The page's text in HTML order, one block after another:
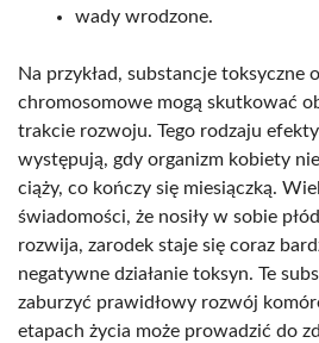
wady wrodzone.
Na przykład, substancje toksyczne
chromosomowe mogą skutkować
trakcie rozwoju. Tego rodzaju
występują, gdy organizm kobiety
ciąży, co kończy się miesiączką.
świadomości, że nosiły w sobie
rozwija, zarodek staje się coraz
negatywne działanie toksyn. Te
zaburzyć prawidłowy rozwój
etapach życia może prowadzić do